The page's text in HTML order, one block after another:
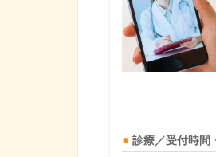
診療／受付時間